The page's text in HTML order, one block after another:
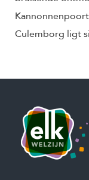
Culemborg ligt